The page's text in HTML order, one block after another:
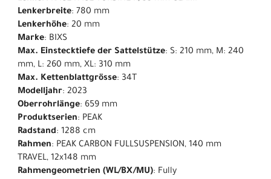
Lenkerbreite: 780 mm
Lenkerhöhe: 20 mm
Marke: BIXS
Max. Einstecktiefe der Sattelstütze: S: 210 mm, M: 240
mm, L: 260 mm, XL: 310 mm
Max. Kettenblattgrösse: 34T
Modelljahr: 2023
Oberrohrlänge: 659 mm
Produktserien: PEAK
Radstand: 1288 cm
Rahmen: PEAK CARBON FULLSUSPENSION, 140 mm
TRAVEL, 12x148 mm
Rahmengeometrien (WL/BX/MU): Fully